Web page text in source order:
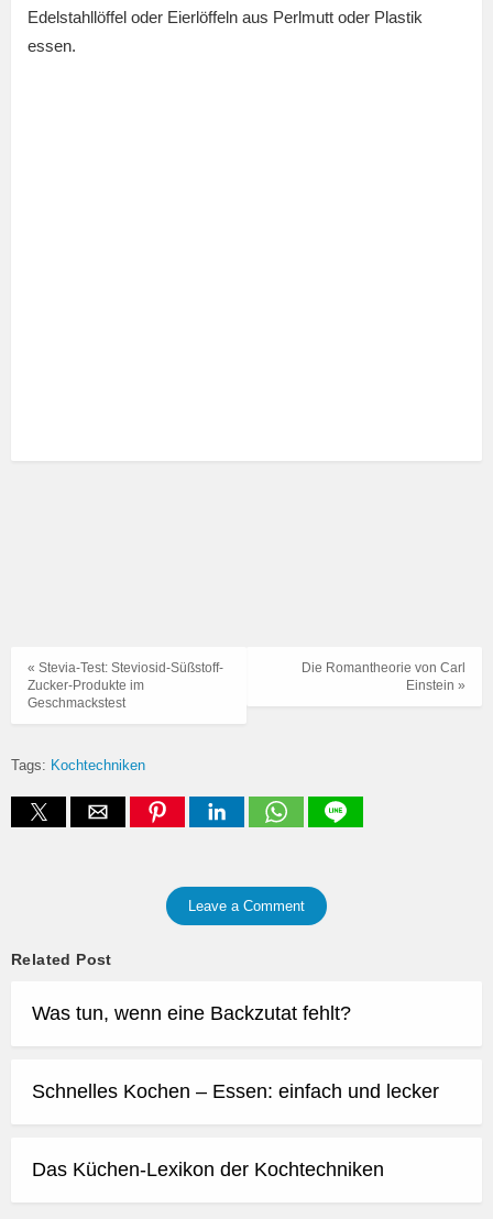
Edelstahllöffel oder Eierlöffeln aus Perlmutt oder Plastik
essen.
Die Romantheorie von Carl
Einstein »
« Stevia-Test: Steviosid-Süßstoff-
Zucker-Produkte im
Geschmackstest
Tags: Kochtechniken
Leave a Comment
Related Post
Was tun, wenn eine Backzutat fehlt?
Schnelles Kochen – Essen: einfach und lecker
Das Küchen-Lexikon der Kochtechniken